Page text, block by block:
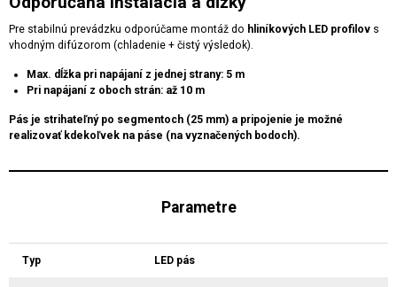
Pre stabilnú prevádzku odporúčame montáž do hliníkových LED profilov s
vhodným difúzorom (chladenie + čistý výsledok).
Max. dĺžka pri napájaní z jednej strany: 5 m
Pri napájaní z oboch strán: až 10 m
Pás je strihateľný po segmentoch (25 mm) a pripojenie je možné
realizovať kdekoľvek na páse (na vyznačených bodoch).
Parametre
Typ LED pás